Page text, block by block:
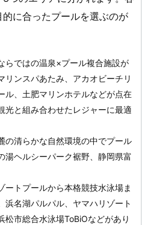
に合ったプールを選ぶのが
らではの温泉×プール複合施設が
リンスパあたみ、アカオビーチリ
ル、土肥マリンホテルなどが点在
光と組み合わせたレジャーに最適
の清らかな自然環境の中でプール
湯ヘルシーパーク裾野、静岡県富
ートプールから本格競技水泳場ま
浜名湖パルパル、ヤマハリゾート
松市総合水泳場ToBiOなどがあり